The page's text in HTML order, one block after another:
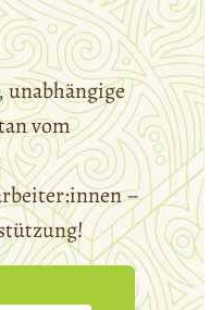
unabhängige
vom
–